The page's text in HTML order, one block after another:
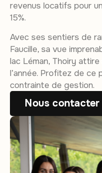
revenus locatifs pour
15%.
Avec ses sentiers de
Faucille, sa vue
lac Léman, Thoiry
l’année. Profitez de ce
contrainte de gestion.
Nous contacter